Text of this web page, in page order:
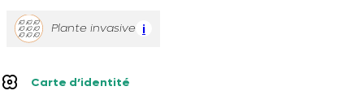
Plante invasive i
Carte d’identité